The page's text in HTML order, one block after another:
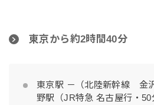
東京から約2時間40分
東京駅 －（北陸新幹線 金
野駅（JR特急 名古屋行・